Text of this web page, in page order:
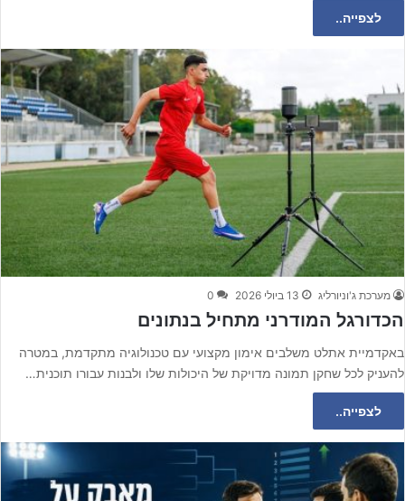
לצפייה..
מערכת ג'וניורליג 13 ביולי 2026 0
הכדורגל המודרני מתחיל בנתונים
באקדמיית אתלט משלבים אימון מקצועי עם טכנולוגיה מתקדמת, במטרה
להעניק לכל שחקן תמונה מדויקת של היכולות שלו ולבנות עבורו תוכנית…
לצפייה..